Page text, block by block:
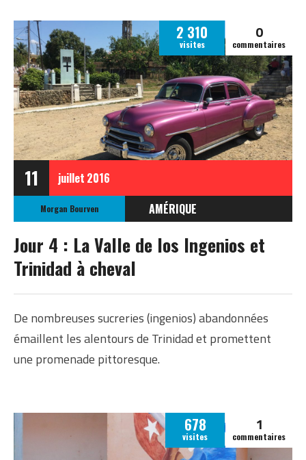
11 juillet 2016
2 310
visites
0
commentaires
Morgan Bourven
AMÉRIQUE
CUBA
Jour 4 : La Valle de los Ingenios et
Trinidad à cheval
De nombreuses sucreries (ingenios) abandonnées
émaillent les alentours de Trinidad et promettent
une promenade pittoresque.
678
visites
1
commentaires